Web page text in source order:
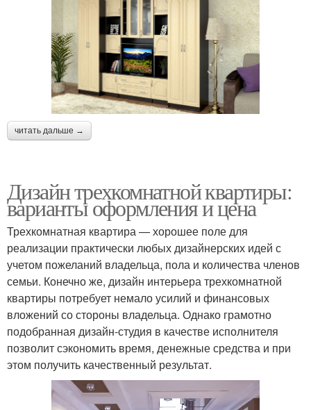
читать дальше →
Дизайн трехкомнатной квартиры:
варианты оформления и цена
Трехкомнатная квартира — хорошее поле для
реализации практически любых дизайнерских идей с
учетом пожеланий владельца, пола и количества членов
семьи. Конечно же, дизайн интерьера трехкомнатной
квартиры потребует немало усилий и финансовых
вложений со стороны владельца. Однако грамотно
подобранная дизайн-студия в качестве исполнителя
позволит сэкономить время, денежные средства и при
этом получить качественный результат.